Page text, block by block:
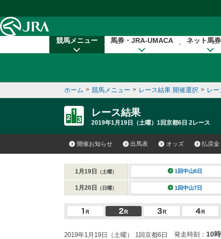
競馬メニュー 馬券・JRA-UMACA ネット馬
ホーム > 競馬メニュー > レース結果 開催選択 > レ
レース結果
2019年1月19日（土曜）1回京都6日 2レース
開催お知らせ 出馬表 オッズ 払戻金
1月19日 （土曜） 1回中山6日
1月20日 （日曜） 1回中山7日
2019年1月19日（土曜） 1回京都6日 発走時刻： 10